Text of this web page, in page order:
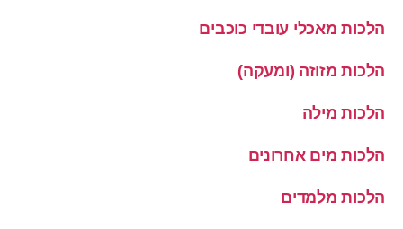
הלכות מאכלי עובדי כוכבים
הלכות מזוזה (ומעקה)
הלכות מילה
הלכות מים אחרונים
הלכות מלמדים